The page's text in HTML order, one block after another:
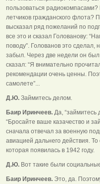
пользоваться
летчиков гражданского флота?
высказал ряд пожеланий по
все это и сказал Голованову:
поводу”. Голованов это
забыл. Через две недели он
сказал: “Я внимательно
рекомендации очень ценны.
самолете”...
Д.Ю. Займитесь делом.
Баир Иринчеев. Да, “займитесь
“Бросайте ваше казачество и
сначала отвечал за военную
авиацией дальнего действия.
которая появилась в 1942 году.
Д.Ю. Вот такие были
Баир Иринчеев. Это, да.